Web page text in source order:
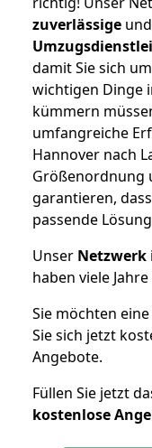
zuverlässige und
damit Sie sich
wichtigen Dinge
kümmern
umfangreiche
Hannover nach
Größenordnung
garantieren,
passende
Unser Netzwerk
haben viele
Sie möchten eine
Sie sich jetzt
Angebote.
Füllen Sie jetzt
kostenlose